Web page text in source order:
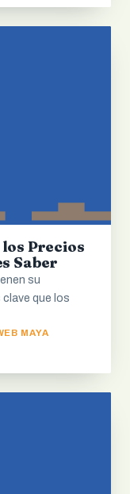
Precios
Saber
su
que los
MAYA